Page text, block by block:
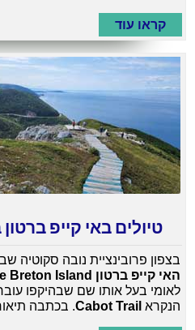
קראו עוד
טיולים באי קייפ
בצפון פרובינציית נובה
האי קייפ ברטון Cape Breton Island
לאומי בעל אותו שם שבהיקפו
הנקרא Cabot Trail. בכתבה